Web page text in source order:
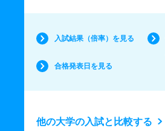
入試結果（倍率）を見る
合格発表日を見る
他の大学の入試と比較する